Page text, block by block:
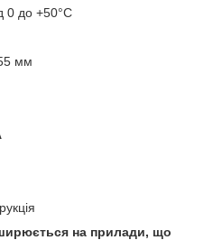
0 до +50°C
мм
на прилади, що